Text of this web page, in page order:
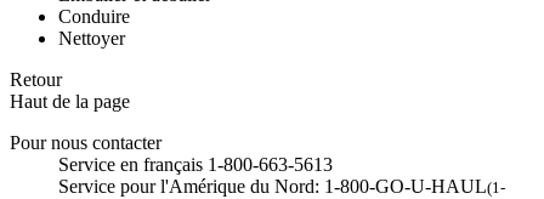
Conduire
Nettoyer
Retour
Haut de la page
Pour nous contacter
Service en français 1-800-663-5613
Service pour l'Amérique du Nord: 1-800-GO-U-HAUL(1-